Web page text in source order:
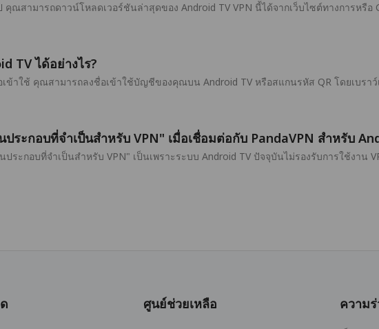
คุณสามารถดาวน์โหลดเวอร์ชันล่าสุดของ Android TV VPN นี้ได้จากเว็บไซต์ทางการหรื
TV ได้อย่างไร?
เข้าใช้ คุณสามารถลงชื่อเข้าใช้บัญชีของคุณบน Android TV หรือสแกนรหัส QR โดยเบร
ะกอบที่จำเป็นสำหรับ VPN" เมื่อเชื่อมต่อกับ PandaVPN สำหรับ
ะกอบที่จำเป็นสำหรับ VPN" เป็นเพราะระบบ Android TV ปัจจุบันไม่รองรับการใช้งาน
ศูนย์ช่วยเหลือ ความ